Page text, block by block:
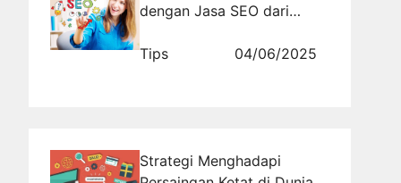
dengan Jasa SEO dari
Tips
04/06/2025
Strategi Menghadapi